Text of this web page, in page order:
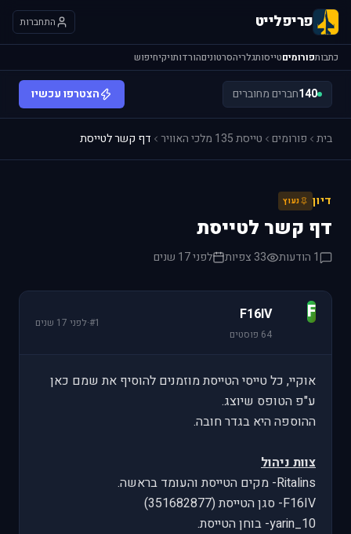
פריפלייט התחברות
כתבותפורומיםטייסותגלריהסרטוניםהורדותויקיחיפוש
140חברים מחוברים הצטרפו עכשיו
בית פורומים טייסת 135 מלכי האוויר דף קשר לטייסת
דיון נעוץ
דף קשר לטייסת
1 הודעות 33 צפיות לפני 17 שנים
F
F16IV
64 פוסטים
#1
·לפני 17 שנים
אוקיי, כל טייסי הטייסת מוזמנים להוסיף את שמם כאן
ע"פ הטופס שיוצג.
ההוספה היא בגדר חובה.
צוות ניהול
Ritalins- מקים הטייסת והעומד בראשה.
F16IV- סגן הטייסת (351682877)
yarin_10- בוחן הטייסת.